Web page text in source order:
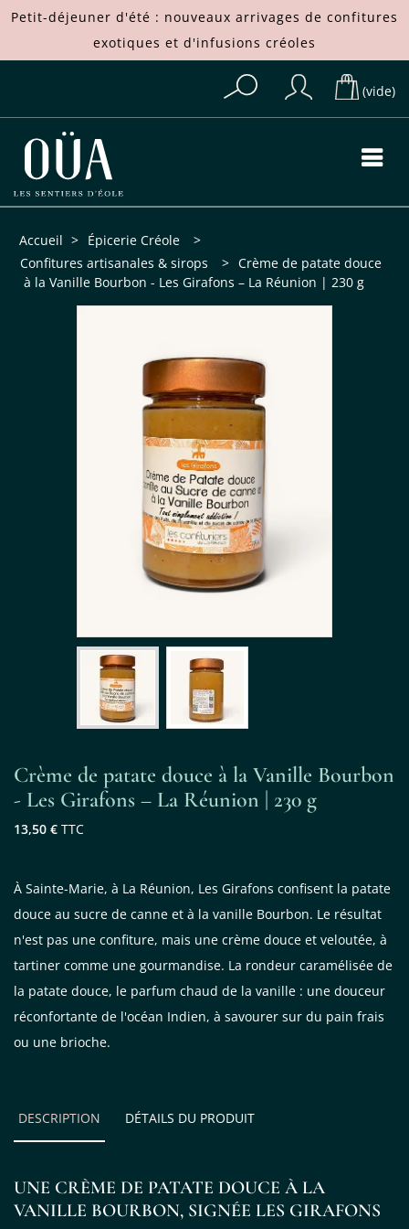
Petit-déjeuner d'été : nouveaux arrivages de confitures
exotiques et d'infusions créoles
(vide)
Accueil > Épicerie Créole
>
Confitures artisanales & sirops
> Crème de patate douce
à la Vanille Bourbon - Les Girafons – La Réunion | 230 g
Crème de patate douce à la Vanille Bourbon
- Les Girafons – La Réunion | 230 g
13,50 € TTC
À Sainte-Marie, à La Réunion, Les Girafons confisent la patate
douce au sucre de canne et à la vanille Bourbon. Le résultat
n'est pas une confiture, mais une crème douce et veloutée, à
tartiner comme une gourmandise. La rondeur caramélisée de
la patate douce, le parfum chaud de la vanille : une douceur
réconfortante de l'océan Indien, à savourer sur du pain frais
ou une brioche.
DESCRIPTION DÉTAILS DU PRODUIT
UNE CRÈME DE PATATE DOUCE À LA
VANILLE BOURBON, SIGNÉE LES GIRAFONS